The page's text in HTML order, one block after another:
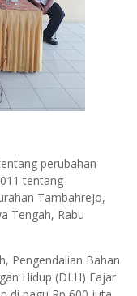
perubahan
tentang
Tambahrejo,
Tengah, Rabu
Pengendalian Bahan
Hidup (DLH) Fajar